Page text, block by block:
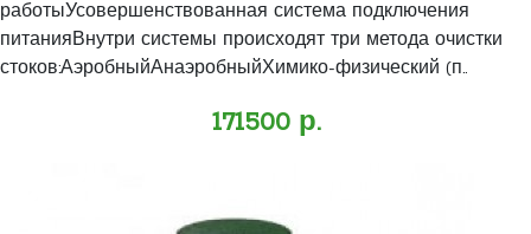
работыУсовершенствованная система подключения
питанияВнутри системы происходят три метода очистки
стоков:АэробныйАнаэробныйХимико-физический (п..
171500 р.